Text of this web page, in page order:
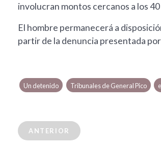
involucran montos cercanos a los
El hombre permanecerá a
partir de la denuncia presentada
Un detenido Tribunales de General Pico
ANTERIOR